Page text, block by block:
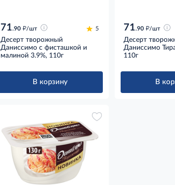
71.90 д/шт 5
Десерт творожный
Даниссимо с фисташкой и
малиной 3.9%, 110г
В корзину
71.90 д/шт
Десерт
Даниссимо
110г
В